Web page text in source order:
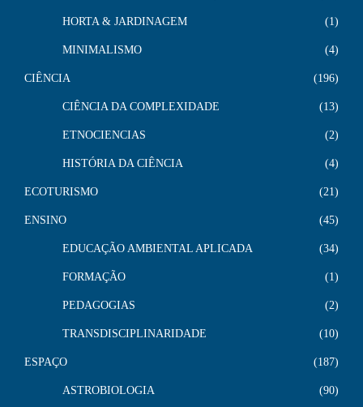
HORTA & JARDINAGEM 1
MINIMALISMO 4
CIÊNCIA 196
CIÊNCIA DA COMPLEXIDADE 13
ETNOCIENCIAS 2
HISTÓRIA DA CIÊNCIA 4
ECOTURISMO 21
ENSINO 45
EDUCAÇÃO AMBIENTAL APLICADA 34
FORMAÇÃO 1
PEDAGOGIAS 2
TRANSDISCIPLINARIDADE 10
ESPAÇO 187
ASTROBIOLOGIA 90